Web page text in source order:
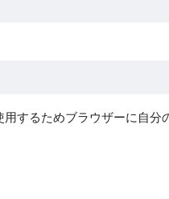
するためブラウザーに自分